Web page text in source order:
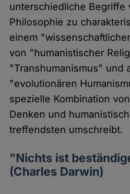
unterschiedliche Begriffe
Philosophie zu
einem
von "humanistischer
"Transhumanismus" und
"evolutionären
spezielle Kombination
Denken und
treffendsten umschreibt.
"Nichts ist
(Charles Darwin)